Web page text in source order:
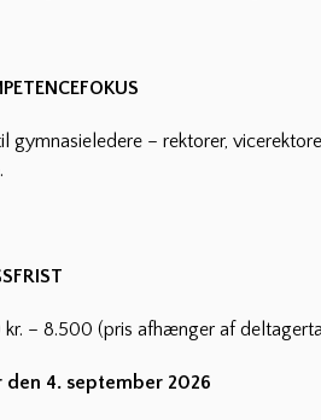
gymnasieledere – rektorer,
kr. – 8.500 (pris afhænger af
4. september 2026